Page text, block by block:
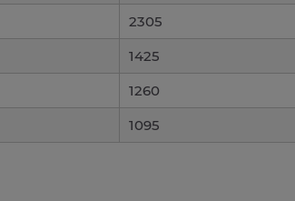
2305
1425
1260
1095